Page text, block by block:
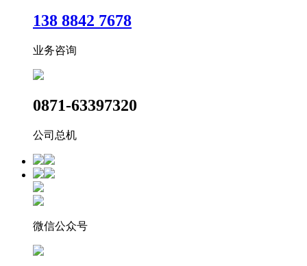
​138 8842 7678
业务咨询
0871-63397320
公司总机
微信公众号